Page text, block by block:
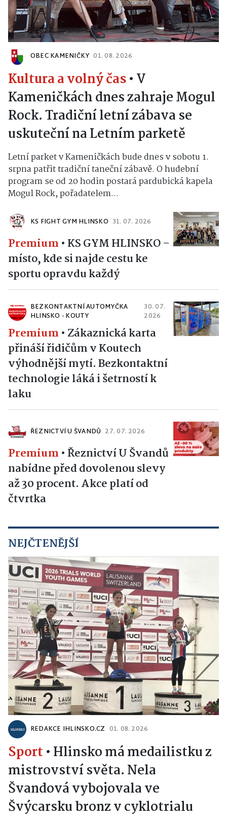
OBEC KAMENIČKY 01. 08. 2026
Kultura a volný čas• V
Kameničkách dnes zahraje Mogul
Rock. Tradiční letní zábava se
uskuteční na Letním parketě
Letní parket v Kameničkách bude dnes v sobotu 1.
srpna patřit tradiční taneční zábavě. O hudební
program se od 20 hodin postará pardubická kapela
Mogul Rock, pořadatelem...
KS FIGHT GYM HLINSKO 31. 07. 2026
Premium • KS GYM HLINSKO –
místo, kde si najde cestu ke
sportu opravdu každý
BEZKONTAKTNÍ AUTOMYČKA
HLINSKO - KOUTY
30. 07.
2026
Premium • Zákaznická karta
přináší řidičům v Koutech
výhodnější mytí. Bezkontaktní
technologie láká i šetrností k
laku
ŘEZNICTVÍ U ŠVANDŮ 27. 07. 2026
Premium •Řeznictví U Švandů
nabídne před dovolenou slevy
až 30 procent. Akce platí od
čtvrtka
NEJČTENĚJŠÍ
REDAKCE IHLINSKO.CZ 01. 08. 2026
Sport • Hlinsko má medailistku z
mistrovství světa. Nela
Švandová vybojovala ve
Švýcarsku bronz v cyklotrialu